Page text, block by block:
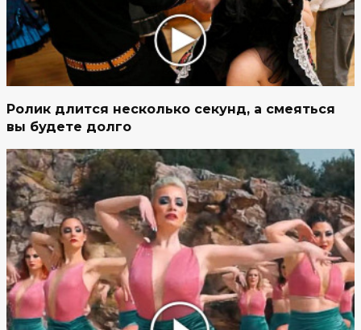
Ролик длится несколько секунд, а смеяться
вы будете долго